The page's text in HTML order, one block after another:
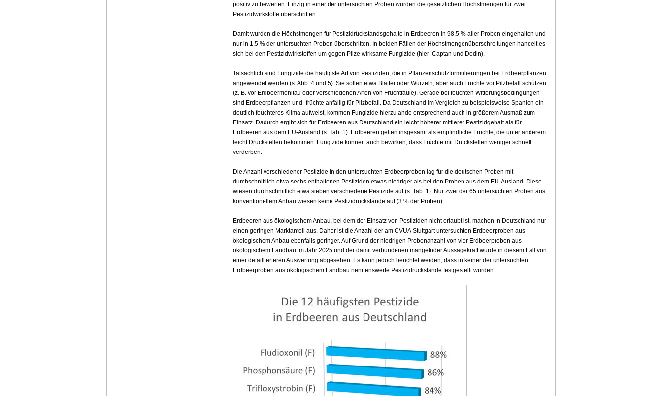
positiv zu bewerten. Einzig in einer der untersuchten Proben wurden die gesetzlichen Höchstmengen für zwei
Pestizidwirkstoffe überschritten.
Damit wurden die Höchstmengen für Pestizidrückstandsgehalte in Erdbeeren in 98,5 % aller Proben eingehalten und
nur in 1,5 % der untersuchten Proben überschritten. In beiden Fällen der Höchstmengenüberschreitungen handelt es
sich bei den Pestizidwirkstoffen um gegen Pilze wirksame Fungizide (hier: Captan und Dodin).
Tatsächlich sind Fungizide die häufigste Art von Pestiziden, die in Pflanzenschutz­formulierungen bei Erdbeerpflanzen
angewendet werden (s. Abb. 4 und 5). Sie sollen etwa Blätter oder Wurzeln, aber auch Früchte vor Pilzbefall schützen
(z. B. vor Erdbeermehltau oder verschiedenen Arten von Fruchtfäule). Gerade bei feuchten Witterungsbedingungen
sind Erdbeerpflanzen und -früchte anfällig für Pilzbefall. Da Deutschland im Vergleich zu beispielsweise Spanien ein
deutlich feuchteres Klima aufweist, kommen Fungizide hierzulande entsprechend auch in größerem Ausmaß zum
Einsatz. Dadurch ergibt sich für Erdbeeren aus Deutschland ein leicht höherer mittlerer Pestizidgehalt als für
Erdbeeren aus dem EU-Ausland (s. Tab. 1). Erdbeeren gelten insgesamt als empfindliche Früchte, die unter anderem
leicht Druckstellen bekommen. Fungizide können auch bewirken, dass Früchte mit Druckstellen weniger schnell
verderben.
Die Anzahl verschiedener Pestizide in den untersuchten Erdbeerproben lag für die deutschen Proben mit
durchschnittlich etwa sechs enthaltenen Pestiziden etwas niedriger als bei den Proben aus dem EU-Ausland. Diese
wiesen durchschnittlich etwa sieben verschiedene Pestizide auf (s. Tab. 1). Nur zwei der 65 untersuchten Proben aus
konventionellem Anbau wiesen keine Pestizidrückstände auf (3 % der Proben).
Erdbeeren aus ökologischem Anbau, bei dem der Einsatz von Pestiziden nicht erlaubt ist, machen in Deutschland nur
einen geringen Marktanteil aus. Daher ist die Anzahl der am CVUA Stuttgart untersuchten Erdbeerproben aus
ökologischem Anbau ebenfalls geringer. Auf Grund der niedrigen Probenanzahl von vier Erdbeerproben aus
ökologischem Landbau im Jahr 2025 und der damit verbundenen mangelnder Aussagekraft wurde in diesem Fall von
einer detaillierteren Auswertung abgesehen. Es kann jedoch berichtet werden, dass in keiner der untersuchten
Erdbeerproben aus ökologischem Landbau nennenswerte Pestizidrückstände festgestellt wurden.